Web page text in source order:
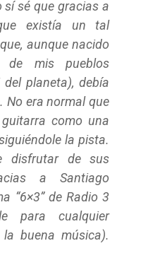
sí sé que gracias a
existía un tal
aunque nacido
de mis pueblos
planeta), debía
No era normal que
como una
la pista.
disfrutar de sus
a Santiago
“6×3” de Radio 3
para cualquier
buena música).